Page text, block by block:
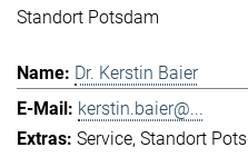
Standort Potsdam
Dr. Kerstin Baier
kerstin.baier@...
Service Standort